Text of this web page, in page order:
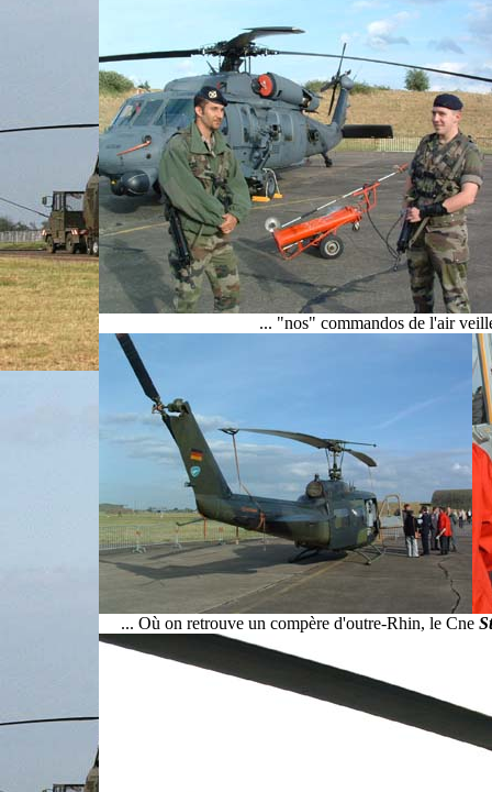
... "nos" commandos de l'air
... Où on retrouve un compère d'outre-Rhin, le Cne